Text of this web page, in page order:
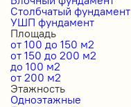
Столбчатый фундамент
УШП фундамент
Площадь
от 100 до 150 м2
от 150 до 200 м2
до 100 м2
от 200 м2
Этажность
Одноэтажные